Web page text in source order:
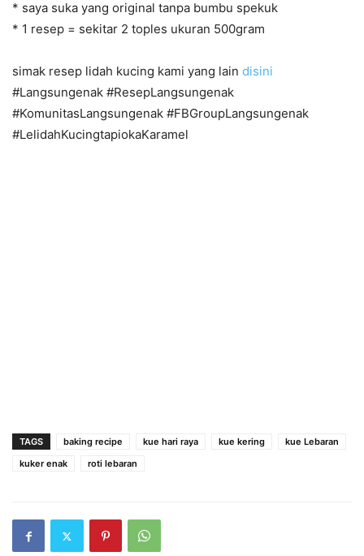
* saya suka yang original tanpa bumbu spekuk
* 1 resep = sekitar 2 toples ukuran 500gram
simak resep lidah kucing kami yang lain disini
#Langsungenak #ResepLangsungenak
#KomunitasLangsungenak #FBGroupLangsungenak
#LelidahKucingtapiokaKaramel
TAGS baking recipe kue hari raya kue kering
kue Lebaran
kuker enak
roti lebaran